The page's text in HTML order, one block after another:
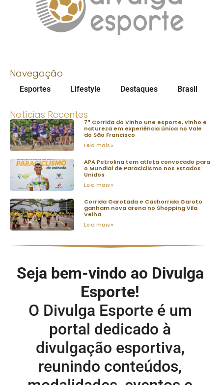
Navegação
Esportes Lifestyle Destaques Brasil
Notícias Recentes
7ª Corrida do Vinho une esporte, vinho e
natureza em experiência única no Vale
do São Francisco
Leia mais »
APA Petrolina tem atleta convocado para
o Mundial de Paraciclismo nos Estados
Unidos
Leia mais »
Corrida Garotada e Cachorrida Garoto
ganham nova arena no Shopping Vila
Velha
Leia mais »
Seja bem-vindo ao Divulga
Esporte!
O Divulga Esporte é um
portal dedicado à
divulgação esportiva,
reunindo conteúdos,